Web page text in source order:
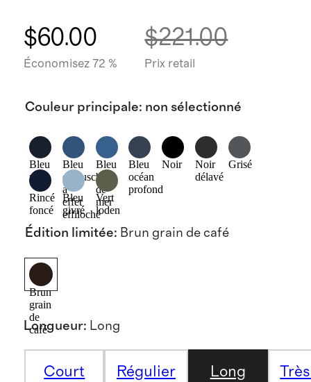
$60.00
Économisez 72 %
$221.00
Prix retail
Couleur principale: non sélectionné
Bleu
nuit
Bleu
crépuscule
à
effet
effiloché
Bleu
bord
de
mer
Bleu
océan
profond
Noir
Noir
délavé
Grisé
Rincé
foncé
Bleu
givré
Vert
loden
Édition limitée: Brun grain de café
Brun
grain
de
café
Longueur: Long
Court Régulier Long